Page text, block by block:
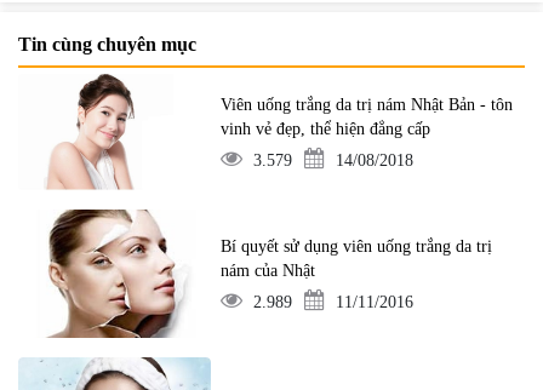
Tin cùng chuyên mục
Viên uống trắng da trị nám Nhật Bản - tôn
vinh vẻ đẹp, thể hiện đẳng cấp
3.579
14/08/2018
Bí quyết sử dụng viên uống trắng da trị
nám của Nhật
2.989
11/11/2016